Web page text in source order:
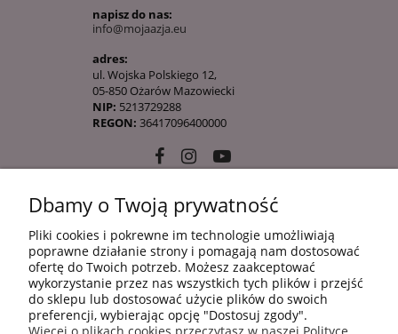
napisz do nas:
info@mojaazja.eu
adres:
ul. Wojska Polskiego 12,
05-850 Ożarów Mazowiecki
NIP: 5213729288
REGON: 36417096400000
10 KROKÓW KOREAŃSKIEJ PIELĘGANCJI
INFORMACJE
Dbamy o Twoją prywatność
Pliki cookies i pokrewne im technologie umożliwiają
poprawne działanie strony i pomagają nam dostosować
ofertę do Twoich potrzeb. Możesz zaakceptować
wykorzystanie przez nas wszystkich tych plików i przejść
do sklepu lub dostosować użycie plików do swoich
preferencji, wybierając opcję "Dostosuj zgody".